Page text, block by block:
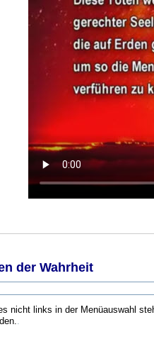
der Wahrheit
nicht links in der Menüauswahl
.